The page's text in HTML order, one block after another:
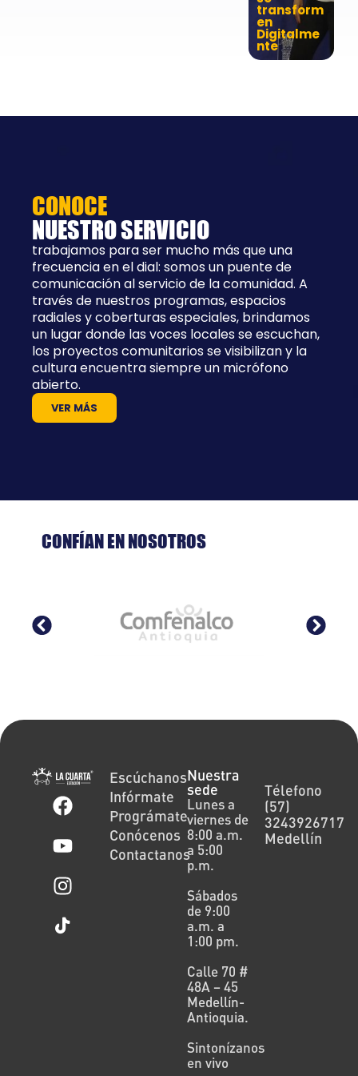
transform
en
Digitalme
nte
CONOCE
NUESTRO SERVICIO
trabajamos para ser mucho más que una
frecuencia en el dial: somos un puente de
comunicación al servicio de la comunidad. A
través de nuestros programas, espacios
radiales y coberturas especiales, brindamos
un lugar donde las voces locales se escuchan,
los proyectos comunitarios se visibilizan y la
cultura encuentra siempre un micrófono
abierto.
VER MÁS
CONFÍAN EN NOSOTROS
Escúchanos
Infórmate
Prográmate
Conócenos
Contactanos
Nuestra
sede
Lunes a
viernes de
8:00 a.m.
a 5:00
p.m.
Sábados
de 9:00
a.m. a
1:00 pm.
Calle 70 #
48A – 45
Medellín-
Antioquia.
Sintonízanos
en vivo
Télefono
(57)
3243926717
Medellín